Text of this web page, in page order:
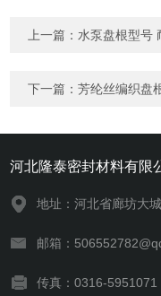
上一篇： 水泵盘根型号
下一篇：芳纶丝编织盘
河北隆泰密封材料有限
地址：河北省廊坊大
邮箱：
传真：0316-5951071